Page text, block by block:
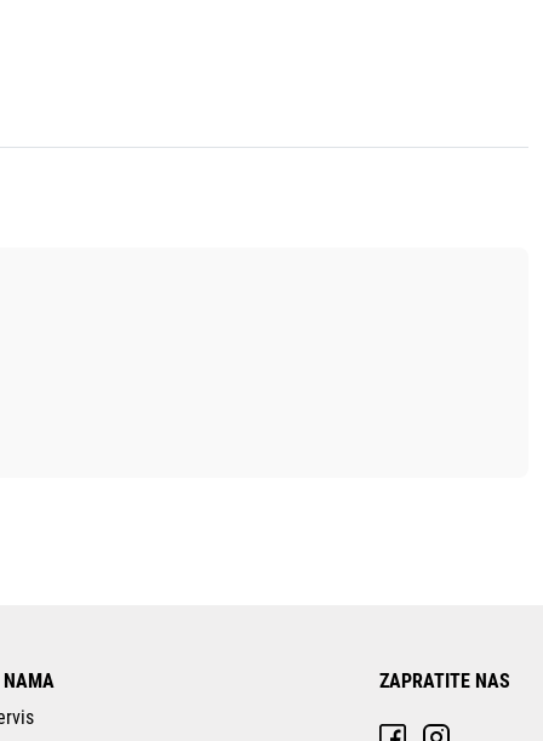
NAMA
ZAPRATITE NAS